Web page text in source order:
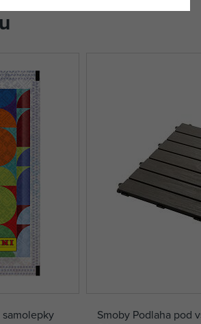
samolepky
Smoby Podlaha pod